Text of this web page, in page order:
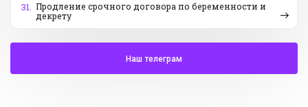
31. Продление срочного договора по беременности и
декрету
Наш телеграм